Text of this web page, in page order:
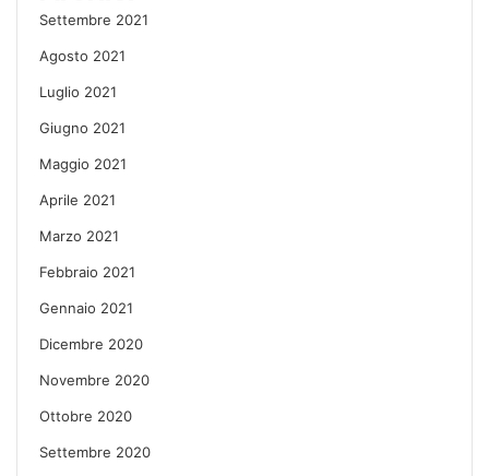
Settembre 2021
Agosto 2021
Luglio 2021
Giugno 2021
Maggio 2021
Aprile 2021
Marzo 2021
Febbraio 2021
Gennaio 2021
Dicembre 2020
Novembre 2020
Ottobre 2020
Settembre 2020